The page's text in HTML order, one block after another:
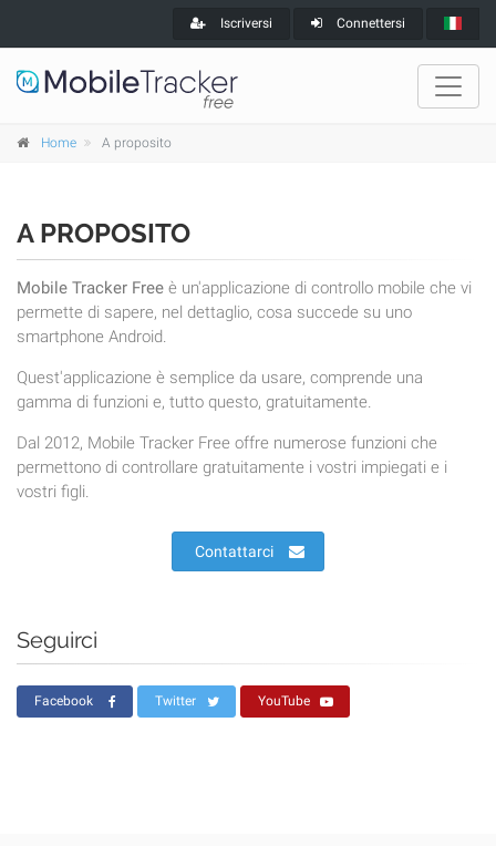
Iscriversi Connettersi
Home A proposito
A PROPOSITO
Mobile Tracker Free è un'applicazione di controllo mobile che vi
permette di sapere, nel dettaglio, cosa succede su uno
smartphone Android.
Quest'applicazione è semplice da usare, comprende una
gamma di funzioni e, tutto questo, gratuitamente.
Dal 2012, Mobile Tracker Free offre numerose funzioni che
permettono di controllare gratuitamente i vostri impiegati e i
vostri figli.
Contattarci
Seguirci
Facebook Twitter YouTube